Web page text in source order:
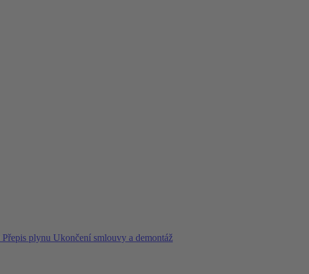
Přepis plynu Ukončení smlouvy a demontáž